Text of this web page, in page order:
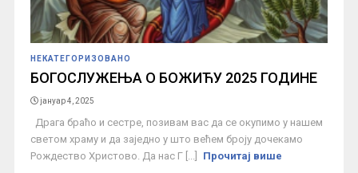
НЕКАТЕГОРИЗОВАНО
БОГОСЛУЖЕЊА О БОЖИЋУ 2025 ГОДИНЕ
јануар 4, 2025
Драга браћо и сестре, позивам вас да се окупимо у нашем
светом храму и да заједно у што већем броју дочекамо
Рождество Христово. Да нас Г [...]
Прочитај више